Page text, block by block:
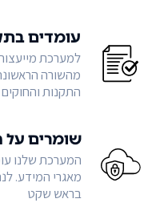
עומדים
למערכת
מהשורה
התקנות והחוקים
שומרים על
המערכת שלנו
מאגרי המידע.
בראש שקט